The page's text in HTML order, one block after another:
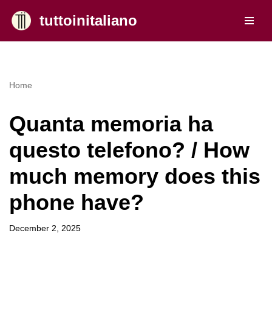
Skip
tuttoinitaliano
Home
Quanta memoria ha
questo telefono? / How
much memory does this
phone have?
December 2, 2025